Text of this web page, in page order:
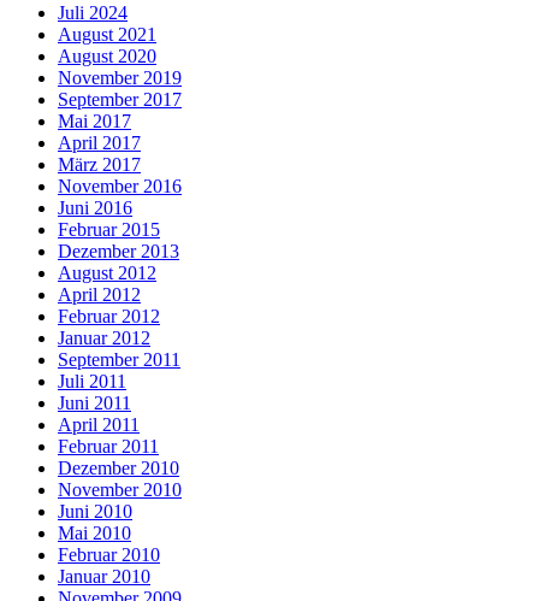
Juli 2024
August 2021
August 2020
November 2019
September 2017
Mai 2017
April 2017
März 2017
November 2016
Juni 2016
Februar 2015
Dezember 2013
August 2012
April 2012
Februar 2012
Januar 2012
September 2011
Juli 2011
Juni 2011
April 2011
Februar 2011
Dezember 2010
November 2010
Juni 2010
Mai 2010
Februar 2010
Januar 2010